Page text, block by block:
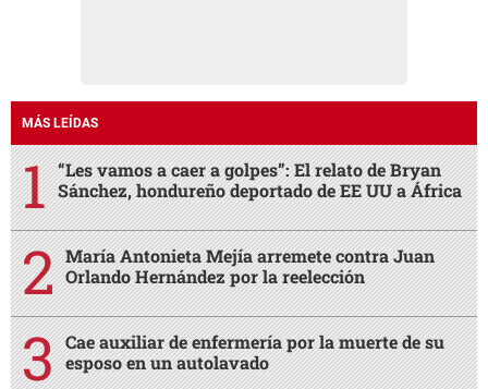
MÁS LEÍDAS
“Les vamos a caer a golpes”: El relato de Bryan
Sánchez, hondureño deportado de EE UU a África
María Antonieta Mejía arremete contra Juan
Orlando Hernández por la reelección
Cae auxiliar de enfermería por la muerte de su
esposo en un autolavado